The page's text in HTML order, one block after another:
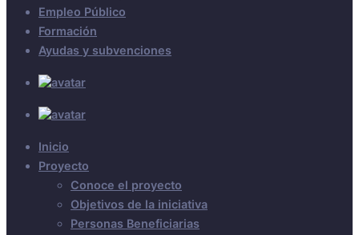
Empleo Público
Formación
Ayudas y subvenciones
Inicio
Proyecto
Conoce el proyecto
Objetivos de la iniciativa
Personas Beneficiarias